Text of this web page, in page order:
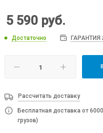
5 590 руб.
Достаточно
Рассчитать доставку
Бесплатная доставка от
грузов)